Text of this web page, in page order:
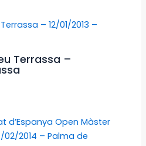
Terrassa –